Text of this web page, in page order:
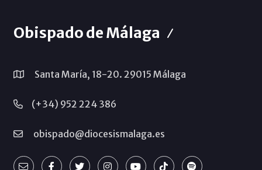
Obispado de Málaga
Santa María, 18-20. 29015 Málaga
(+34) 952 224 386
obispado@diocesismalaga.es